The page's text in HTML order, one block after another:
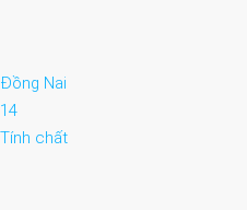
Đồng Nai
14
Tính chất